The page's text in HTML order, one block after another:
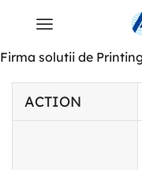
Firma solutii de
ACTION